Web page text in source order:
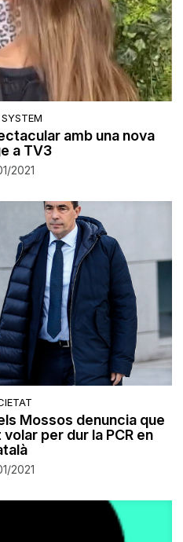
amb una nova
a TV3
2021
Mossos denuncia que
per dur la PCR en
2021